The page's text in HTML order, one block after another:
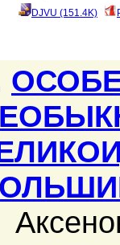
DJVU (151.4K)